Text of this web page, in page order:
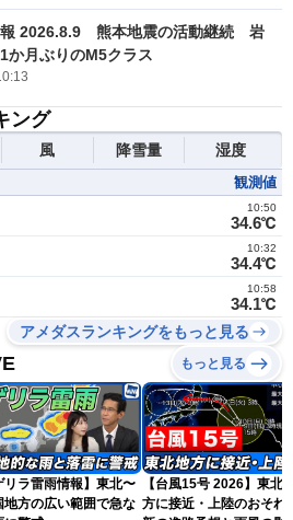
報 2026.8.9 熊本地震の活動継続 岩
か月ぶりのM5クラス
ング
風 降雪量 湿度
観測値
34.6℃
10:50
34.4℃
10:32
34.1℃
10:58
アメダスランキングをもっと見る
もっと見る
リラ雷雨情報】東北〜
地方の広い範囲で急な
【台風15号 2026】東北
方に接近・上陸のおそれ